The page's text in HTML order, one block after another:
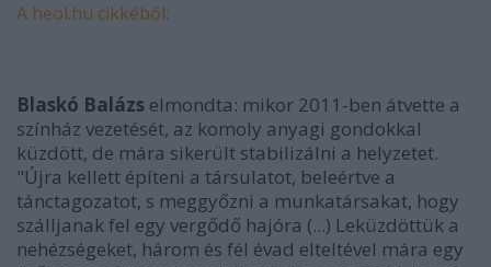
A heol.hu cikkéből:
Blaskó Balázs elmondta: mikor 2011-ben átvette a
színház vezetését, az komoly anyagi gondokkal
küzdött, de mára sikerült stabilizálni a helyzetet.
"Újra kellett építeni a társulatot, beleértve a
tánctagozatot, s meggyőzni a munkatársakat, hogy
szálljanak fel egy vergődő hajóra (...) Leküzdöttük a
nehézségeket, három és fél évad elteltével mára egy